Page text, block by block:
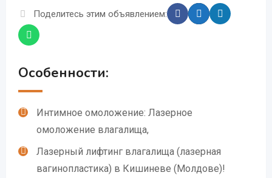
Поделитесь этим объявлением:
Особенности:
Интимное омоложение: Лазерное
омоложение влагалища,
Лазерный лифтинг влагалища (лазерная
вагинопластика) в Кишиневе (Молдове)!